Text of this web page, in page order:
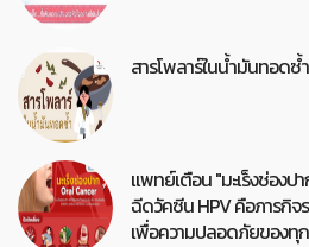
สารโพลาร์ในน้ำมันทอดซ้ำ
แพทย์เตือน "มะเร็งช่องป
ฉีดวัคซีน HPV คือภารกิจ
เพื่อความปลอดภัยของทุ